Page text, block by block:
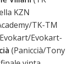
KZN
TK-TM
Evokart-
(Paniccià/Tony